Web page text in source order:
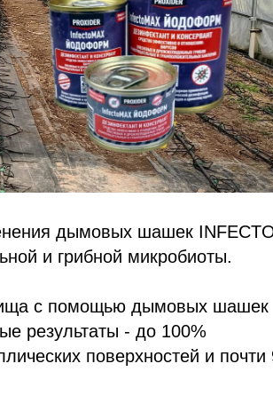
дымовых шашек
и грибной микробиоты.
с помощью дымовых шашек
результаты - до 100%
поверхностей и почти